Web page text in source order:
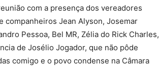
com a presença dos vereadores
companheiros Jean Alyson, Josemar
Pessoa, Bel MR, Zélia do Rick Charles,
de Josélio Jogador, que não pôde
comigo e o povo condense na Câmara